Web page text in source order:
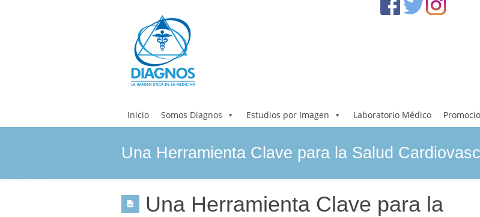
Inicio Somos Diagnos Estudios por Imagen Laboratorio Médico
Una Herramienta Clave para la Salud
Una Herramienta Clave para la